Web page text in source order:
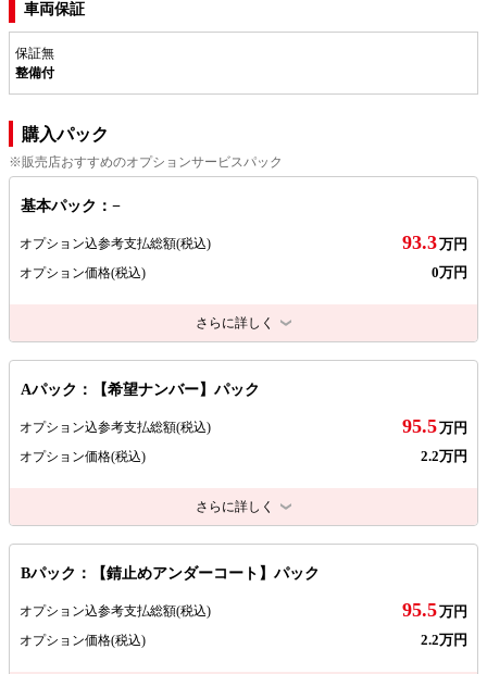
車両保証
保証無
整備付
購入パック
※販売店おすすめのオプションサービスパック
基本パック：−
オプション込参考支払総額(税込) 93.3万円
オプション価格(税込) 0万円
さらに詳しく
Aパック：【希望ナンバー】パック
オプション込参考支払総額(税込) 95.5万円
オプション価格(税込) 2.2万円
さらに詳しく
Bパック：【錆止めアンダーコート】パック
オプション込参考支払総額(税込) 95.5万円
オプション価格(税込) 2.2万円